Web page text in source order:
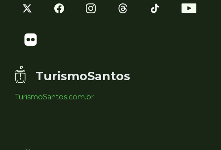
TurismoSantos
TurismoSantos.com.br